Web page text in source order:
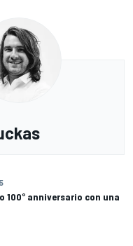
100° anniversario con una